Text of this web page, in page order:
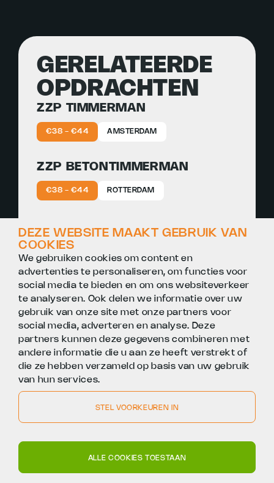
DEZE WEBSITE MAAKT GEBRUIK VAN
COOKIES
We gebruiken cookies om content en
advertenties te personaliseren, om functies voor
social media te bieden en om ons websiteverkeer
te analyseren. Ook delen we informatie over uw
gebruik van onze site met onze partners voor
social media, adverteren en analyse. Deze
partners kunnen deze gegevens combineren met
andere informatie die u aan ze heeft verstrekt of
die ze hebben verzameld op basis van uw gebruik
van hun services.
STEL VOORKEUREN IN
ALLE COOKIES TOESTAAN
REAGEER DIRECT
GERELATEERDE
OPDRACHTEN
ZZP TIMMERMAN
€38 - €44 AMSTERDAM
ZZP BETONTIMMERMAN
€38 - €44 ROTTERDAM
ZZP BETONTIMMERMAN
€38 - €44
010 - 312 70 70
2908LP
Capelle aan den IJssel